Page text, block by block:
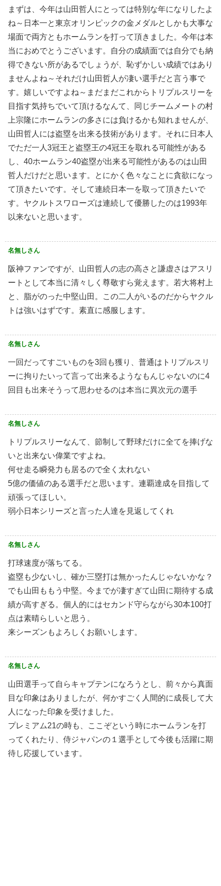
まずは、今年は山田哲人にとっては特別な年になりしたよ
ね～日本一と東京オリンピックの金メダルとしかも大事な
場面で両方ともホームランを打って頂きました。今年は本
当におめでとうございます。自分の成績面では自分でも納
得できない所があるでしょうが、恥ずかしい成績ではあり
ませんよね～それだけ山田哲人が凄い選手だと言う事で
す。嬉しいですよね～まだまだこれからトリプルスリーを
目指す気持ちでいて頂けるなんて、同じチームメートの村
上宗隆にホームランの多さには負けるかも知れませんが、
山田哲人には盗塁を出来る技術があります。それに日本人
でただ一人3冠王と盗塁王の4冠王を取れる可能性がある
し、40ホームラン40盗塁が出来る可能性があるのは山田
哲人だけだと思います。とにかく色々なことに貪欲になっ
て頂きたいです。そして連続日本一を取って頂きたいで
す。ヤクルトスワローズは連続して優勝したのは1993年
以来ないと思います。
名無しさん
阪神ファンですが、山田哲人の志の高さと謙虚さはアスリ
ートとして本当に清々しく尊敬すら覚えます。若大将村上
と、脂がのった中堅山田。この二人がいるのだからヤクル
トは強いはずです。素直に感服します。
名無しさん
一回だってすごいものを3回も獲り、普通はトリプルスリ
ーに拘りたいって言って出来るようなもんじゃないのに4
回目も出来そうって思わせるのは本当に異次元の選手
名無しさん
トリプルスリーなんて、節制して野球だけに全てを捧げな
いと出来ない偉業ですよね。
何せ走る瞬発力も居るので全く太れない
5億の価値のある選手だと思います。連覇達成を目指して
頑張ってほしい。
弱小日本シリーズと言った人達を見返してくれ
名無しさん
打球速度が落ちてる。
盗塁も少ないし、確か三塁打は無かったんじゃないかな？
でも山田ももう中堅。今までが凄すぎて山田に期待する成
績が高すぎる。個人的にはセカンド守らながら30本100打
点は素晴らしいと思う。
来シーズンもよろしくお願いします。
名無しさん
山田選手って自らキャプテンになろうとし、前々から真面
目な印象はありましたが、何かすごく人間的に成長して大
人になった印象を受けました。
プレミアム21の時も、ここぞという時にホームランを打
ってくれたり、侍ジャパンの１選手として今後も活躍に期
待し応援しています。